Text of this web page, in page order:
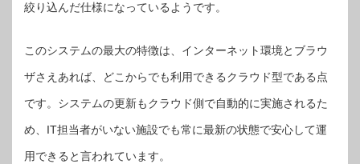
絞り込んだ仕様になっているようです。
このシステムの最大の特徴は、インターネット環境とブラウ
ザさえあれば、どこからでも利用できるクラウド型である点
です。システムの更新もクラウド側で自動的に実施されるた
め、IT担当者がいない施設でも常に最新の状態で安心して運
用できると言われています。